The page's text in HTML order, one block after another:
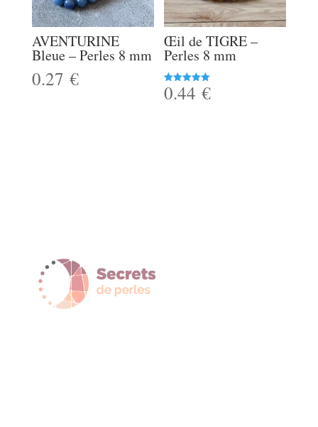
AVENTURINE
Bleue – Perles 8 mm
0.27 €
Œil de TIGRE –
Perles 8 mm
Note
5.00
0.44€